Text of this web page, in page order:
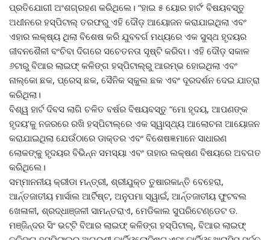
ପ୍ରତିଯୋଗୀ ଅଂଶଗ୍ରହଣ କରିଥିଲେ। “ହାଇ ୫ ୟୋର ହାର୍ଟ’ ବିଷୟବସ୍ତୁ
ଅଧୀନରେ ହସ୍ପିଟାଲ୍ ତରଫରୁ ଏହି ଦୌଡ଼ ଆୟୋଜନ କରାଯାଇଥିଲା ଏବଂ
ଏହାର ଲକ୍ଷ୍ୟ ଥିଲା ବିଶେଷ କରି ଯୁବବର୍ଗ ମଧ୍ୟରେ ଏକ ସୁସ୍ଥ ହୃଦୟର
ଜୀବନଶୈଳୀ ବଂଚିବା ଦିଗରେ ସଚେତନତା ସୃଷ୍ଟି କରିବା। ଏହି ଦୌଡ଼ ସକାଳ
୬ଟାରୁ ବିଆର ଲାଇଫ୍ କଳିଙ୍ଗ ହସ୍ପିଟାଲ୍ରୁ ଆରମ୍ଭ ହୋଇଥିଲା ଏବଂ
ନାଲ୍କୋ ଛକ, ପ୍ରେସ୍ ଛକ, ସୈନିକ ସ୍କୁଲ ଛକ ଏବଂ ଦୂରଦର୍ଶନ ଦେଇ ଯାତ୍ରା
କରିଥିଲା।
ବିଶ୍ୱ ହାର୍ଟ ଦିବସ ଲାଗି ଚଳିତ ବର୍ଷର ବିଷୟବସ୍ତୁ “ମୋ ହୃଦୟ, ଆପଣଙ୍କ
ହୃଦୟ’କୁ ନଜରରେ ରଖି ହସ୍ପିଟାଲ୍ରେ ଏକ ସ୍ୱାସ୍ଥ୍ୟ ଆଲୋଚନା ଆୟୋଜନ
କରାଯାଇଥିଲା ଯେଉଁଠାରେ ଡାକ୍ତର ଏବଂ ବିଶେଷଜ୍ଞମାନେ ସାଧାରଣ
ଲୋକଙ୍କୁ ହୃଦୟର ବିଭିନ୍ନ ସମସ୍ୟା ଏବଂ ତାହାର ଲକ୍ଷଣ ବିଷୟରେ ଅବଗତ
କରିଥିଲେ।
ସମ୍ମାନନୀୟ କ୍ରୀଡା ମନ୍ତ୍ରୀ, ଶ୍ରୀଯୁକ୍ତ ତୁଷାରକାନ୍ତି ବେହେରା,
ଆର୍ନ୍ତଜାତୀୟ ମାର୍ସାଲ ଆର୍ଟିଷ୍ଟ, ଅନୁପମା ସ୍ୱାଇଁ, ଆର୍ନ୍ତଜାତୀୟ ଫୁଟବଲ
ଖେଳାଳୀ, ଶ୍ରଦ୍ଧାଞ୍ଜଳୀ ସାମନ୍ତରାଏ, ମେଡିକାଲ ସୁପରିଟେଣ୍ଡେଟ ଡ.
ମଞ୍ଜିନ୍ଦର ସିଂ ଭଟ୍ଟି ବିଆର ଲାଇଫ୍ କଳିଙ୍ଗ ହସ୍ପିଟାଲ୍, ବିଆର ଲାଇଫ୍